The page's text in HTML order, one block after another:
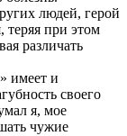
людей, герой
теряя при этом
различать
имеет и
своего
я, мое
чужие